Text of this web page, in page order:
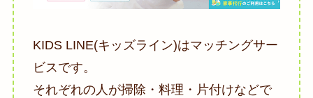
KIDS LINE(キッズライン)はマッチングサー
ビスです。
それぞれの人が掃除・料理・片付けなどで